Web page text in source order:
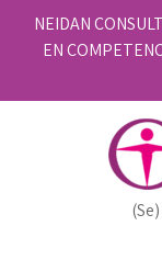
NEIDAN
EN